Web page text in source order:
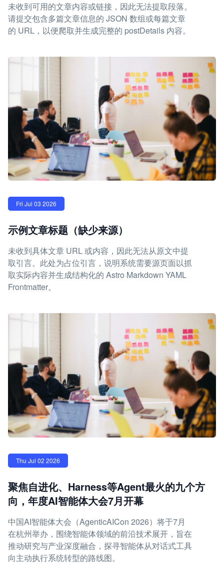
未收到可用的文章内容或链接，因此无法提取段落。
请提交包含多篇文章信息的 JSON 数组或每篇文章
的 URL，以便爬取并生成完整的 postDetails 内容。
Fri Jul 03 2026
示例文章标题（缺少来源）
未收到具体文章 URL 或内容，因此无法从原文中提
取引言。此处为占位引言，说明系统需要源页面以抓
取实际内容并生成结构化的 Astro Markdown YAML
Frontmatter。
Thu Jul 02 2026
聚焦自进化、Harness等Agent最火的九个方
向，年度AI智能体大会7月开幕
中国AI智能体大会（AgenticAICon 2026）将于7月
在杭州举办，围绕智能体领域的前沿技术展开，旨在
推动研究与产业深度融合，探寻智能体从对话式工具
向主动执行系统转型的路线图。